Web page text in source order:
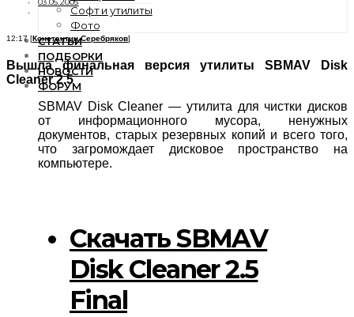
Софт и утилиты
Фото
СТАТЬИ
ПОДБОРКИ
НОВОСТИ
ФОРУМ
03.05.2005
12:17 [Константин Серебряков]
Вышла финальная версия утилиты SBMAV Disk
Сleaner 2.5
SBMAV Disk Сleaner — утилита для чистки дисков
от информационного мусора, ненужных
документов, старых резервных копий и всего того,
что загромождает дисковое пространство на
компьютере.
Скачать SBMAV
Disk Cleaner 2.5
Final